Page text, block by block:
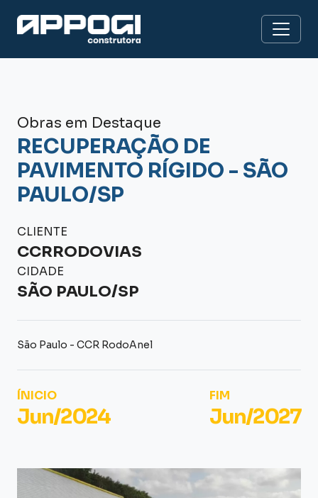
Obras em Destaque
RECUPERAÇÃO DE
PAVIMENTO RÍGIDO - SÃO
PAULO/SP
CLIENTE
CCRRODOVIAS
CIDADE
SÃO PAULO/SP
São Paulo - CCR RodoAnel
ÍNICIO
Jun/2024
FIM
Jun/2027